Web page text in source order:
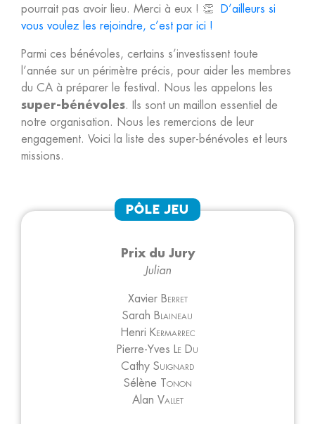
pourrait pas avoir lieu. Merci à eux ! 👏 D’ailleurs si
vous voulez les rejoindre, c’est par ici !
Parmi ces bénévoles, certains s’investissent toute
l’année sur un périmètre précis, pour aider les membres
du CA à préparer le festival. Nous les appelons les
super-bénévoles. Ils sont un maillon essentiel de
notre organisation. Nous les remercions de leur
engagement. Voici la liste des super-bénévoles et leurs
missions.
Pôle Jeu
Prix du Jury
Julian
Xavier Berret
Sarah Blaineau
Henri Kermarrec
Pierre-Yves Le Du
Cathy Suignard
Sélène Tonon
Alan Vallet